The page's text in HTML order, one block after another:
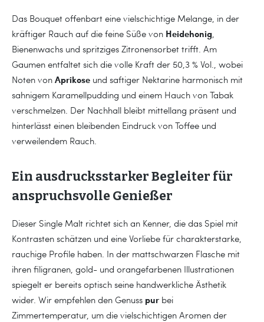
Das Bouquet offenbart eine vielschichtige Melange, in der
kräftiger Rauch auf die feine Süße von Heidehonig,
Bienenwachs und spritziges Zitronensorbet trifft. Am
Gaumen entfaltet sich die volle Kraft der 50,3 % Vol., wobei
Noten von Aprikose und saftiger Nektarine harmonisch mit
sahnigem Karamellpudding und einem Hauch von Tabak
verschmelzen. Der Nachhall bleibt mittellang präsent und
hinterlässt einen bleibenden Eindruck von Toffee und
verweilendem Rauch.
Ein ausdrucksstarker Begleiter für
anspruchsvolle Genießer
Dieser Single Malt richtet sich an Kenner, die das Spiel mit
Kontrasten schätzen und eine Vorliebe für charakterstarke,
rauchige Profile haben. In der mattschwarzen Flasche mit
ihren filigranen, gold- und orangefarbenen Illustrationen
spiegelt er bereits optisch seine handwerkliche Ästhetik
wider. Wir empfehlen den Genuss pur bei
Zimmertemperatur, um die vielschichtigen Aromen der